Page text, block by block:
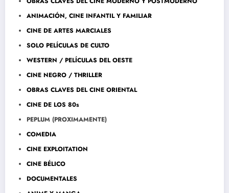
ANIMACIÓN, CINE INFANTIL Y FAMILIAR
CINE DE ARTES MARCIALES
SOLO PELÍCULAS DE CULTO
WESTERN / PELÍCULAS DEL OESTE
CINE NEGRO / THRILLER
OBRAS CLAVES DEL CINE ORIENTAL
CINE DE LOS 80s
PEPLUM (PROXIMAMENTE)
COMEDIA
CINE EXPLOITATION
CINE BÉLICO
DOCUMENTALES